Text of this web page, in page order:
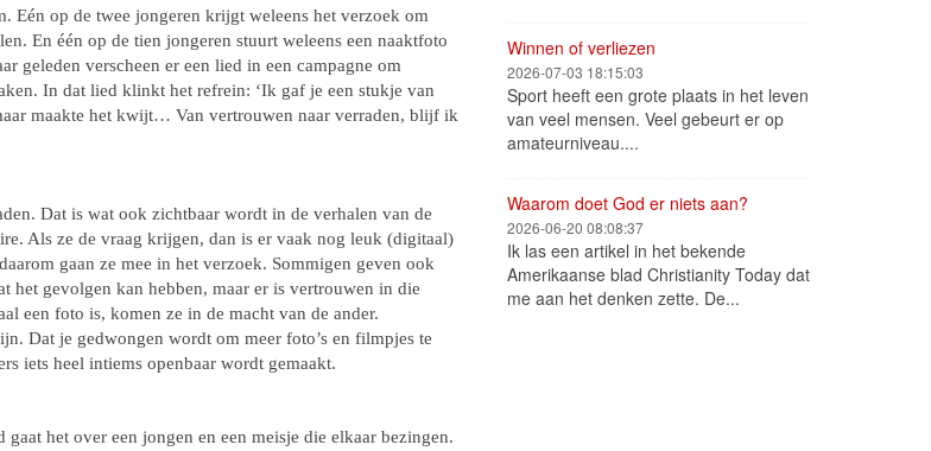
Eén op de twee jongeren krijgt weleens het verzoek om
En één op de tien jongeren stuurt weleens een naaktfoto
geleden verscheen er een lied in een campagne om
In dat lied klinkt het refrein: ‘Ik gaf je een stukje van
maakte het kwijt… Van vertrouwen naar verraden, blijf ik
Dat is wat ook zichtbaar wordt in de verhalen van de
Als ze de vraag krijgen, dan is er vaak nog leuk (digitaal)
gaan ze mee in het verzoek. Sommigen geven ook
het gevolgen kan hebben, maar er is vertrouwen in die
een foto is, komen ze in de macht van de ander.
Dat je gedwongen wordt om meer foto’s en filmpjes te
iets heel intiems openbaar wordt gemaakt.
het over een jongen en een meisje die elkaar bezingen.
Winnen of verliezen
2026-07-03 18:15:03
Sport heeft een grote plaats in het leven
van veel mensen. Veel gebeurt er op
amateurniveau....
Waarom doet God er niets aan?
2026-06-20 08:08:37
Ik las een artikel in het bekende
Amerikaanse blad Christianity Today dat
me aan het denken zette. De...